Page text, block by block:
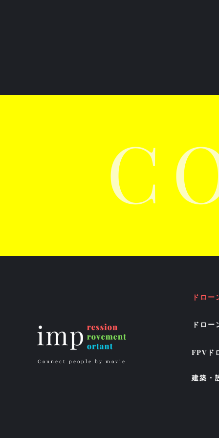
Connect people by movie
ドロー
ドロー
FPVド
建築・